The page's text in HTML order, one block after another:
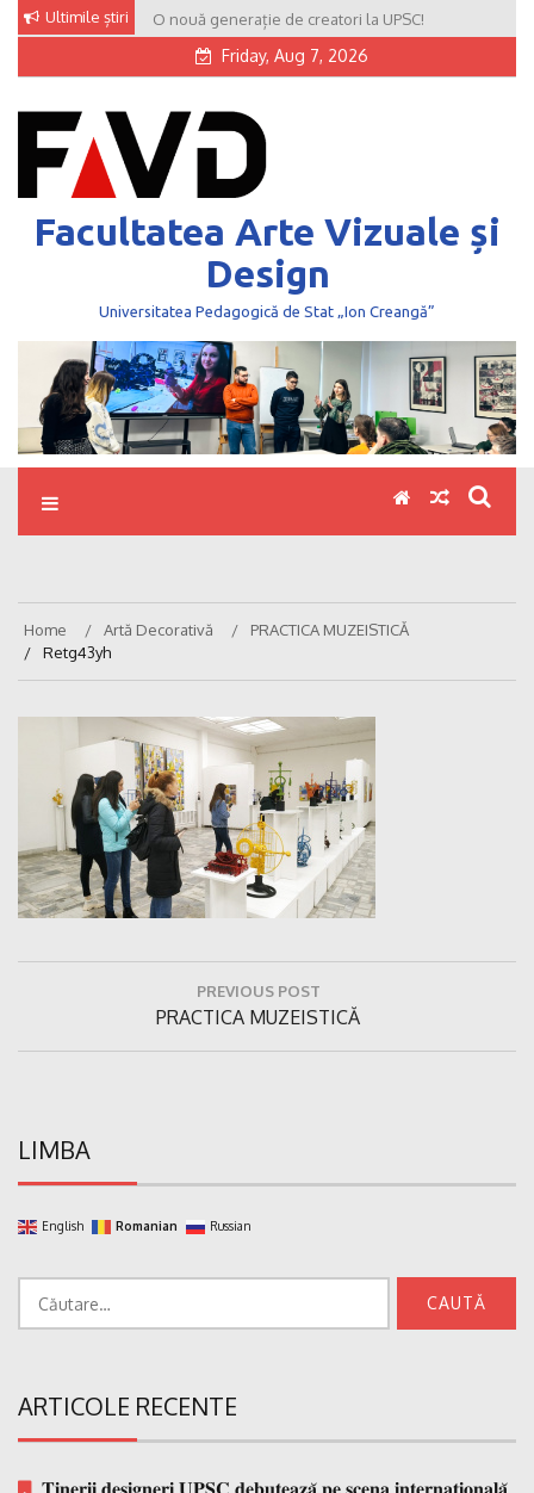
Skip
content
Ultimile știri O nouă generație de creatori la UPSC!
Friday, Aug 7, 2026
Facultatea Arte Vizuale și
Design
Universitatea Pedagogică de Stat „Ion Creangă”
Home Artă Decorativă
PRACTICA MUZEISTICĂ
Retg43yh
PREVIOUS POST
Previous
Post:
PRACTICA MUZEISTICĂ
LIMBA
English Romanian Russian
ARTICOLE RECENTE